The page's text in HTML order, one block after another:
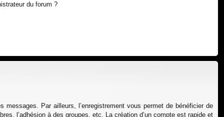
du forum ?
Par ailleurs, l’enregistrement vous permet de bénéficier de
l’adhésion à des groupes, etc. La création d’un compte est rapide et